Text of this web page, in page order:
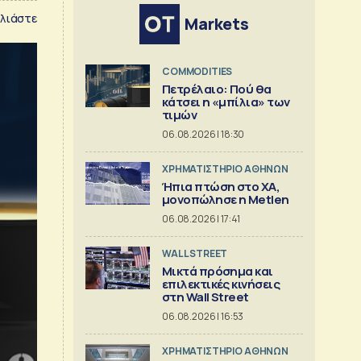
Markets
COMMODITIES
Πετρέλαιο: Πού θα
κάτσει η «μπίλια» των
τιμών
06.08.2026 | 18:30
XΡΗΜΑΤΙΣΤΗΡΙΟ ΑΘΗΝΩΝ
Ήπια πτώση στο ΧΑ,
μονοπώλησε η Metlen
06.08.2026 | 17:41
WALL STREET
Μικτά πρόσημα και
επιλεκτικές κινήσεις
στη Wall Street
06.08.2026 | 16:53
XΡΗΜΑΤΙΣΤΗΡΙΟ ΑΘΗΝΩΝ